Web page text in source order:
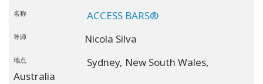
名称 ACCESS BARS®
导师 Nicola Silva
地点 Sydney, New South Wales,
Australia